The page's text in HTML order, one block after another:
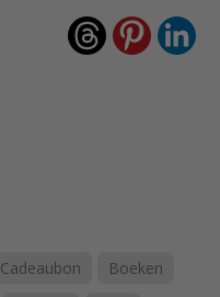
Cadeaubon
Boeken